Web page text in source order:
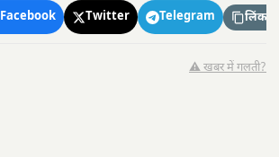
Facebook Twitter Telegram लिंक
⚠️ खबर में गलती?